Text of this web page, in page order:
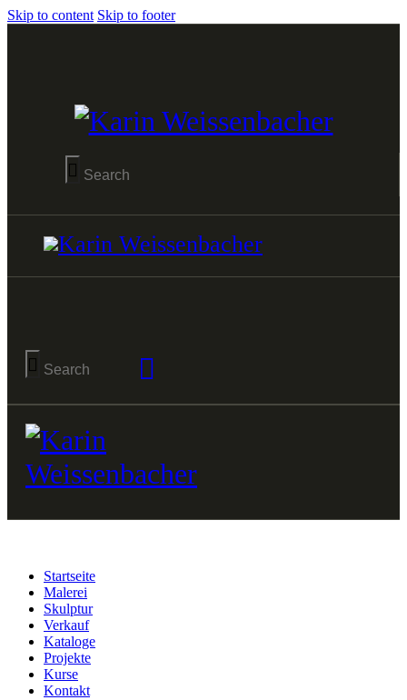
Skip to content Skip to footer
Startseite
Malerei
Skulptur
Verkauf
Kataloge
Projekte
Kurse
Kontakt